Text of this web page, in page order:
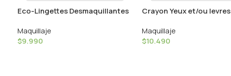
Eco-Lingettes Desmaquillantes
Maquillaje
$9.990
Crayon Yeux et/ou levres
Caramel
Maquillaje
$10.490